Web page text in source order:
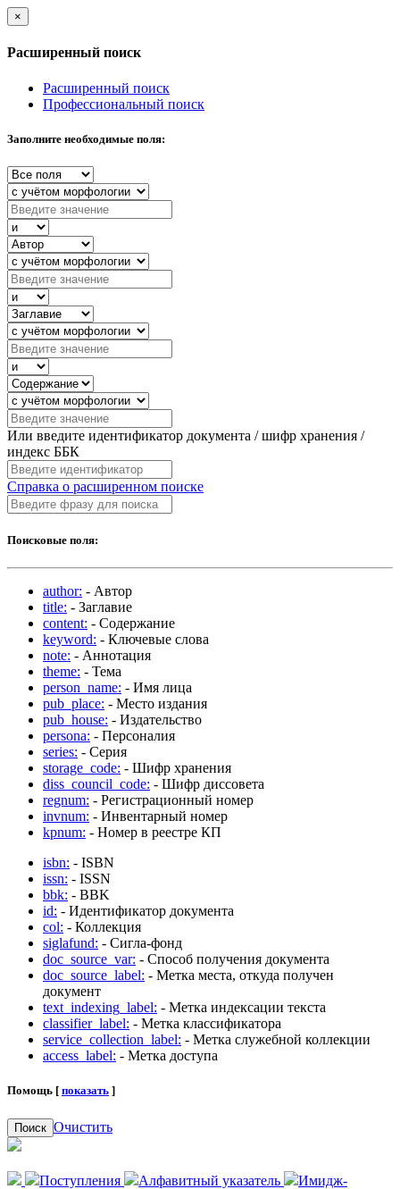
×
Расширенный поиск
Расширенный поиск
Профессиональный поиск
Заполните необходимые поля:
Или введите идентификатор документа / шифр хранения /
индекс ББК
Справка о расширенном поиске
Поисковые поля:
author: - Автор
title: - Заглавие
content: - Содержание
keyword: - Ключевые слова
note: - Аннотация
theme: - Тема
person_name: - Имя лица
pub_place: - Место издания
pub_house: - Издательство
persona: - Персоналия
series: - Серия
storage_code: - Шифр хранения
diss_council_code: - Шифр диссовета
regnum: - Регистрационный номер
invnum: - Инвентарный номер
kpnum: - Номер в реестре КП
isbn: - ISBN
issn: - ISSN
bbk: - BBK
id: - Идентификатор документа
col: - Коллекция
siglafund: - Сигла-фонд
doc_source_var: - Способ получения документа
doc_source_label: - Метка места, откуда получен
документ
text_indexing_label: - Метка индексации текста
classifier_label: - Метка классификатора
service_collection_label: - Метка служебной коллекции
access_label: - Метка доступа
Помощь [ показать ]
Поиск Очистить
Поступления Алфавитный указатель
Имидж-